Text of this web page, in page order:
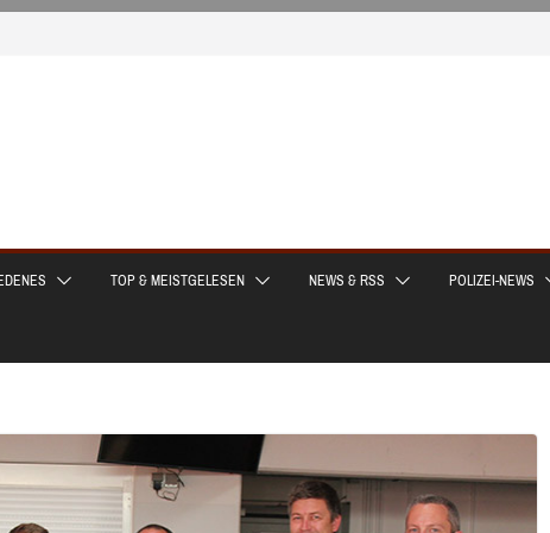
TOP & MEISTGELESEN NEWS & RSS POLIZEI-NEWS